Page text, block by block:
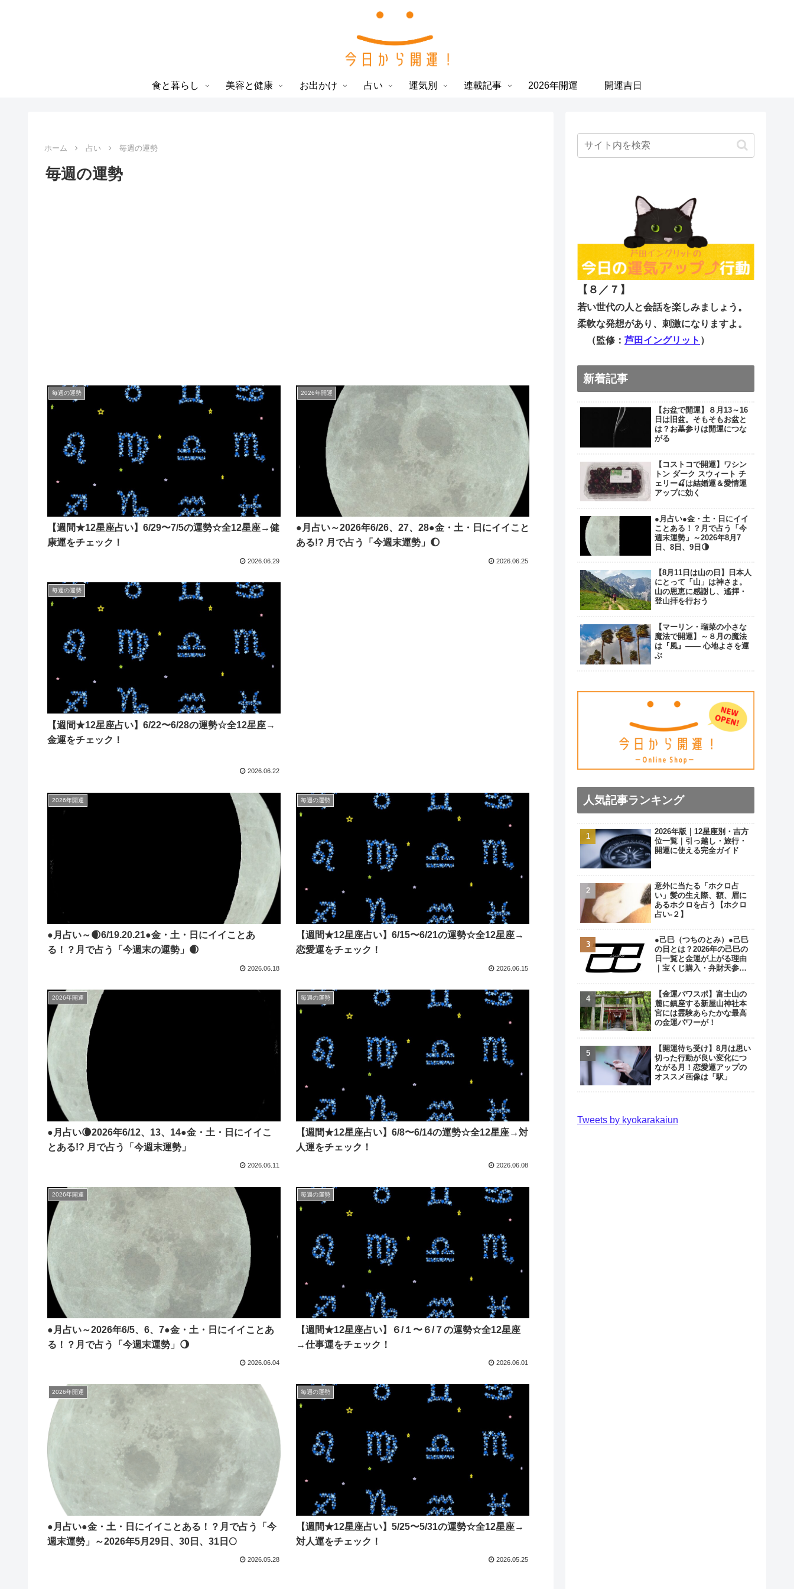
食と暮らし 美容と健康 お出かけ 占い 運気別 連載記事 2026年開運 開運吉日
ホーム 占い 毎週の運勢
毎週の運勢
毎週の運勢
【週間★12星座占い】6/29〜7/5の運勢☆全12星座→健
康運をチェック！
2026.06.29
2026年開運
●月占い～2026年6/26、27、28●金・土・日にイイこと
ある!? 月で占う「今週末運勢」🌔
2026.06.25
毎週の運勢
【週間★12星座占い】6/22〜6/28の運勢☆全12星座→
金運をチェック！
2026.06.22
2026年開運
●月占い～🌒6/19.20.21●金・土・日にイイことあ
る！？月で占う「今週末の運勢」🌒
2026.06.18
毎週の運勢
【週間★12星座占い】6/15〜6/21の運勢☆全12星座→
恋愛運をチェック！
2026.06.15
2026年開運
●月占い🌘2026年6/12、13、14●金・土・日にイイこ
とある!? 月で占う「今週末運勢」
2026.06.11
毎週の運勢
【週間★12星座占い】6/8〜6/14の運勢☆全12星座→対
人運をチェック！
2026.06.08
2026年開運
●月占い～2026年6/5、6、7●金・土・日にイイことあ
る！？月で占う「今週末運勢」🌖
2026.06.04
毎週の運勢
【週間★12星座占い】６/１〜６/７の運勢☆全12星座
→仕事運をチェック！
2026.06.01
2026年開運
●月占い●金・土・日にイイことある！？月で占う「今
週末運勢」～2026年5月29日、30日、31日🌕
2026.05.28
毎週の運勢
【週間★12星座占い】5/25〜5/31の運勢☆全12星座→
対人運をチェック！
2026.05.25
【８／７ 】
若い世代の人と会話を楽しみましょう。
柔軟な発想があり、刺激になりますよ。
（監修： 芦田イングリット ）
新着記事
【お盆で開運】８月13～16
日は旧盆。そもそもお盆と
は？お墓参りは開運につな
がる
【コストコで開運】ワシン
トン ダーク スウィート チ
ェリー🍒は結婚運＆愛情運
アップに効く
●月占い●金・土・日にイイ
ことある！？月で占う「今
週末運勢」～2026年8月7
日、8日、9日🌗
【8月11日は山の日】日本人
にとって「山」は神さま。
山の恩恵に感謝し、遙拝・
登山拝を行おう
【マーリン・瑠菜の小さな
魔法で開運】～８月の魔法
は『風』―― 心地よさを運
ぶ
人気記事ランキング
2026年版｜12星座別・吉方
位一覧｜引っ越し・旅行・
開運に使える完全ガイド
意外に当たる「ホクロ占
い」髪の生え際、額、眉に
あるホクロを占う【ホクロ
占い‐２】
●己巳（つちのとみ）●己巳
の日とは？2026年の己巳の
日一覧と金運が上がる理由
｜宝くじ購入・弁財天参拝
【金運パワスポ】富士山の
麓に鎮座する新屋山神社本
宮には霊験あらたかな最高
の金運パワーが！
【開運待ち受け】8月は思い
切った行動が良い変化につ
ながる月！恋愛運アップの
オススメ画像は「駅」
Tweets by kyokarakaiun